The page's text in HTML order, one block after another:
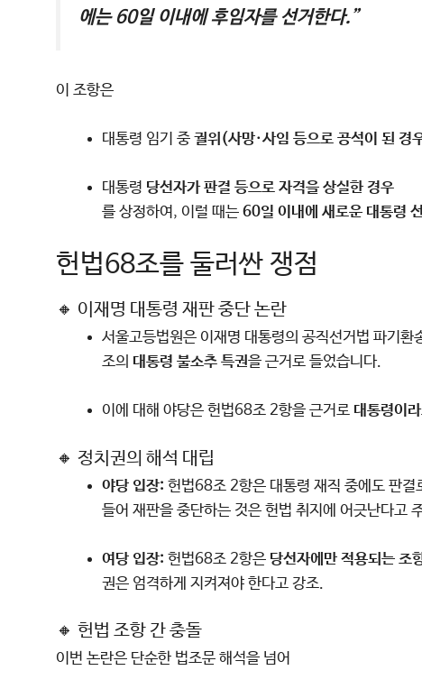
에는 60일 이내에 후임자를 선거한다.”
이 조항은
대통령 임기 중 궐위(사망·사임 등으로 공석이 된 경
대통령 당선자가 판결 등으로 자격을 상실한 경우
를 상정하여, 이럴 때는 60일 이내에 새로운 대통령
헌법68조를 둘러싼 쟁점
🔸 이재명 대통령 재판 중단 논란
서울고등법원은 이재명 대통령의 공직선거법 파기
조의 대통령 불소추 특권을 근거로 들었습니다.
이에 대해 야당은 헌법68조 2항을 근거로 대통령이
🔸 정치권의 해석 대립
야당 입장: 헌법68조 2항은 대통령 재직 중에도 판결
들어 재판을 중단하는 것은 헌법 취지에 어긋난다고
여당 입장: 헌법68조 2항은 당선자에만 적용되는 조
권은 엄격하게 지켜져야 한다고 강조.
🔸 헌법 조항 간 충돌
이번 논란은 단순한 법조문 해석을 넘어